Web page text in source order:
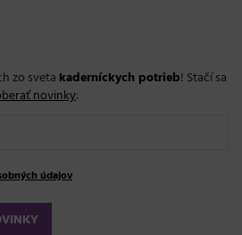
zo sveta kaderníckych potrieb! Stačí sa
novinky:
údajov